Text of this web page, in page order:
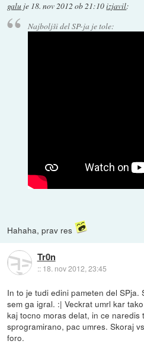
galu je 18. nov 2012 ob 21:10izjavil:
Najboljši del SP-ja je tole:
Hahaha, prav res
Tr0n
:: 18. nov 2012, 23:45
In to je tudi edini pameten del SPja.
sem ga igral. :| Veckrat umrl kar
kaj tocno moras delat, in ce naredis
sprogramirano, pac umres. Skoraj
foro.